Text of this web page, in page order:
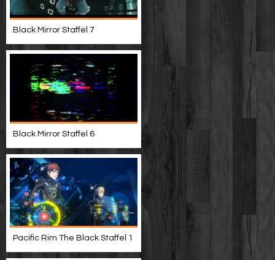
Black Mirror Staffel 7
Black Mirror Staffel 6
Pacific Rim The Black Staffel 1